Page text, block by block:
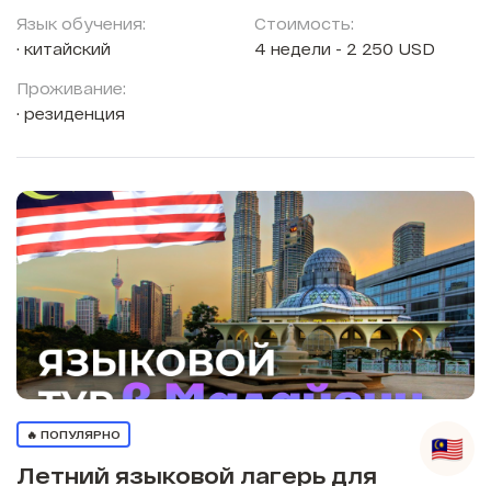
Язык обучения:
китайский
Проживание:
резиденция
Стоимость:
4 недели - 2 250 USD
🔥 ПОПУЛЯРНО
Летний языковой лагерь для